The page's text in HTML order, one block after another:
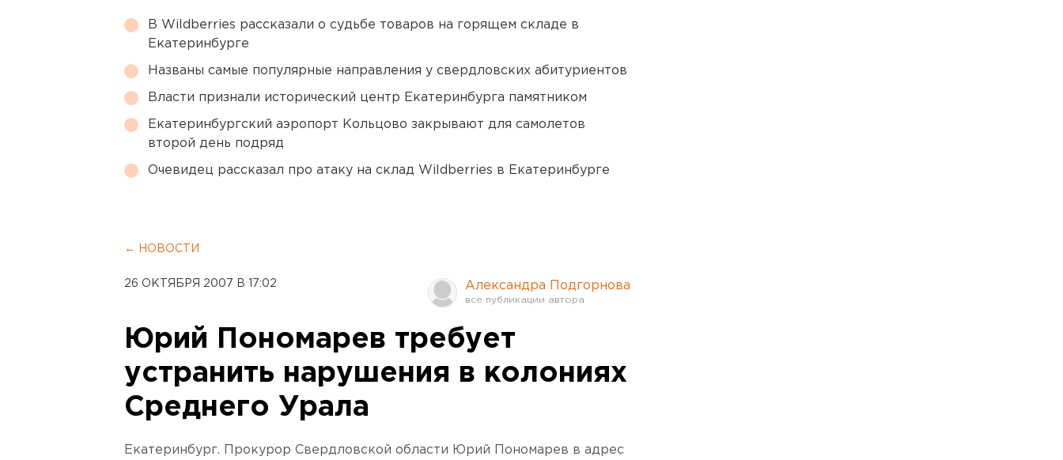
В Wildberries рассказали о судьбе товаров на горящем складе в
Екатеринбурге
Названы самые популярные направления у свердловских абитуриентов
Власти признали исторический центр Екатеринбурга памятником
Екатеринбургский аэропорт Кольцово закрывают для самолетов
второй день подряд
Очевидец рассказал про атаку на склад Wildberries в Екатеринбурге
← НОВОСТИ
26 ОКТЯБРЯ 2007 В 17:02 Александра Подгорнова
Юрий Пономарев требует
устранить нарушения в колониях
Среднего Урала
Екатеринбург. Прокурор Свердловской области Юрий Пономарев в адрес